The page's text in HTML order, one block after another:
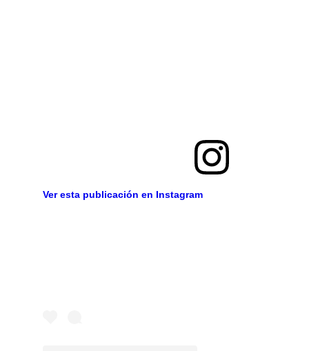
Ver esta publicación en Instagram